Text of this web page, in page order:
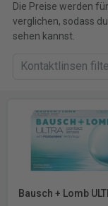
Die Preise werden
verglichen, sodass
sehen kannst.
Bausch + Lomb